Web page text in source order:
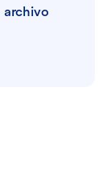
archivo